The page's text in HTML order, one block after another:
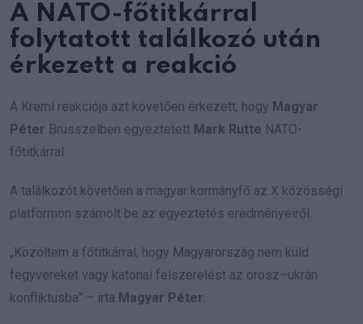
A NATO-főtitkárral
folytatott találkozó után
érkezett a reakció
A Kreml reakciója azt követően érkezett, hogy Magyar
Péter Brüsszelben egyeztetett Mark Rutte NATO-
főtitkárral.
A találkozót követően a magyar kormányfő az X közösségi
platformon számolt be az egyeztetés eredményeiről.
„Közöltem a főtitkárral, hogy Magyarország nem küld
fegyvereket vagy katonai felszerelést az orosz–ukrán
konfliktusba” – írta Magyar Péter.